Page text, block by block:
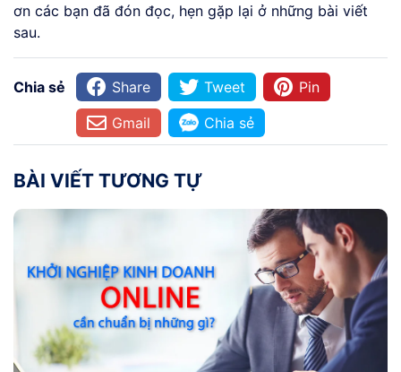
ơn các bạn đã đón đọc, hẹn gặp lại ở những bài viết
sau.
Chia sẻ Share Tweet
Pin
Gmail
Chia sẻ
BÀI VIẾT TƯƠNG TỰ